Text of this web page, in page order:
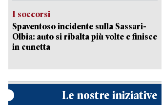
I soccorsi
Spaventoso incidente sulla Sassari-
Olbia: auto si ribalta più volte e finisce
in cunetta
Le nostre iniziative